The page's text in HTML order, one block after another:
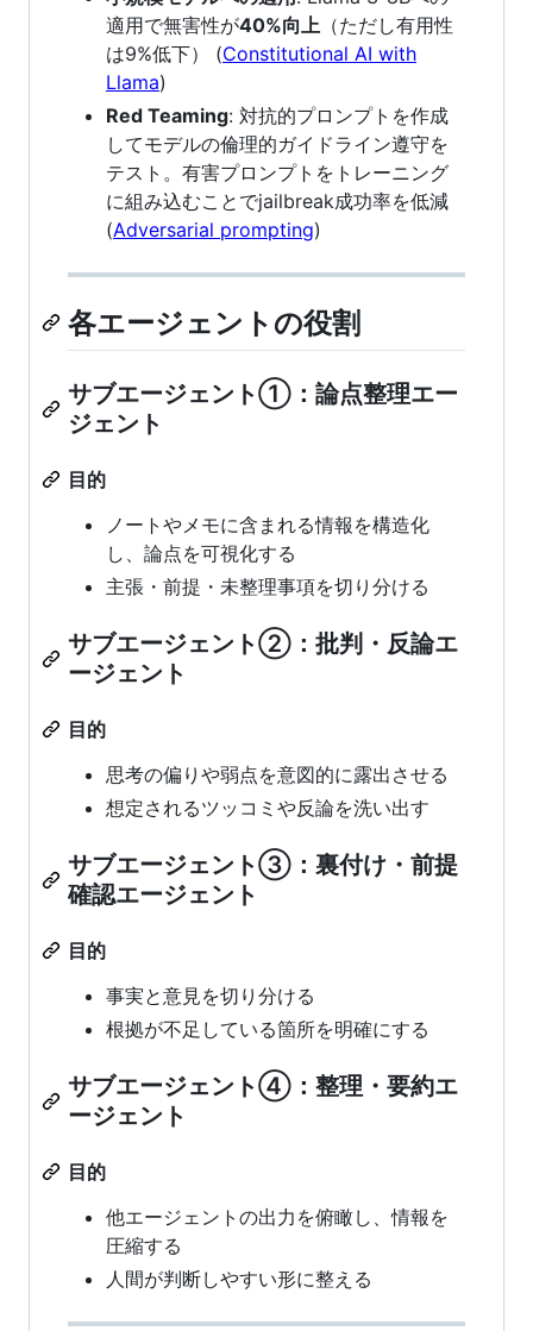
適用で無害性が40%向上 （ただし有用性
は9%低下） (Constitutional AI with
Llama)
Red Teaming: 対抗的プロンプトを作成
してモデルの倫理的ガイドライン遵守を
テスト。有害プロンプトをトレーニング
に組み込むことでjailbreak成功率を低減
(Adversarial prompting)
各エージェントの役割
サブエージェント①：論点整理エー
ジェント
目的
ノートやメモに含まれる情報を構造化
し、論点を可視化する
主張・前提・未整理事項を切り分ける
サブエージェント②：批判・反論エ
ージェント
目的
思考の偏りや弱点を意図的に露出させる
想定されるツッコミや反論を洗い出す
サブエージェント③：裏付け・前提
確認エージェント
目的
事実と意見を切り分ける
根拠が不足している箇所を明確にする
サブエージェント④：整理・要約エ
ージェント
目的
他エージェントの出力を俯瞰し、情報を
圧縮する
人間が判断しやすい形に整える